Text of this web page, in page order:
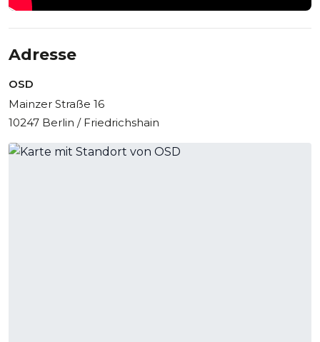
Adresse
OSD
Mainzer Straße 16
10247 Berlin / Friedrichshain